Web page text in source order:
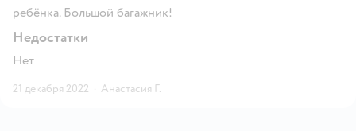
ребёнка. Большой багажник!
Недостатки
Нет
21 декабря 2022 · Анастасия Г.